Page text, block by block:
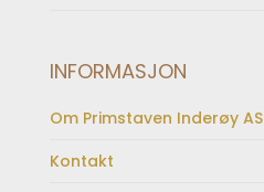
INFORMASJON
Om Primstaven Inderøy AS
Kontakt